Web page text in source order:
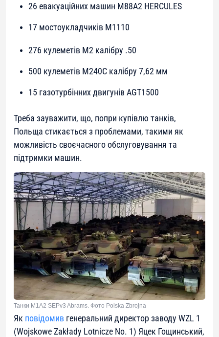
26 евакуаційних машин M88A2 HERCULES
17 мостоукладчиків М1110
276 кулеметів М2 калібру .50
500 кулеметів М240C калібру 7,62 мм
15 газотурбінних двигунів AGT1500
Треба зауважити, що, попри купівлю танків,
Польща стикається з проблемами, такими як
можливість своєчасного обслуговування та
підтримки машин.
Танки M1A2 SEPv3 Abrams. Фото Polska Zbrojna
Як повідомив генеральний директор заводу WZL 1
(Wojskowe Zakłady Lotnicze No. 1) Яцек Гощинський,